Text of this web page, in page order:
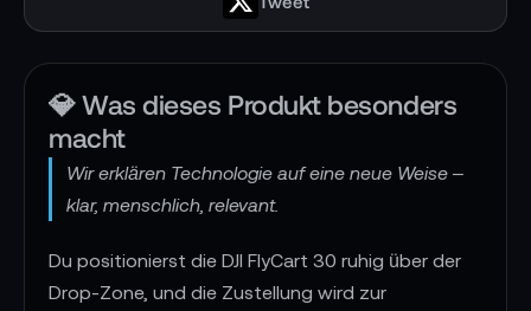
💎 Was dieses Produkt besonders
macht
Wir erklären Technologie auf eine neue Weise –
klar, menschlich, relevant.
Du positionierst die DJI FlyCart 30 ruhig über der
Drop-Zone, und die Zustellung wird zur